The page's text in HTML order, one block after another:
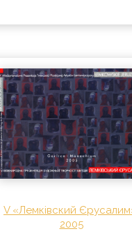
V «Лемківский
2005